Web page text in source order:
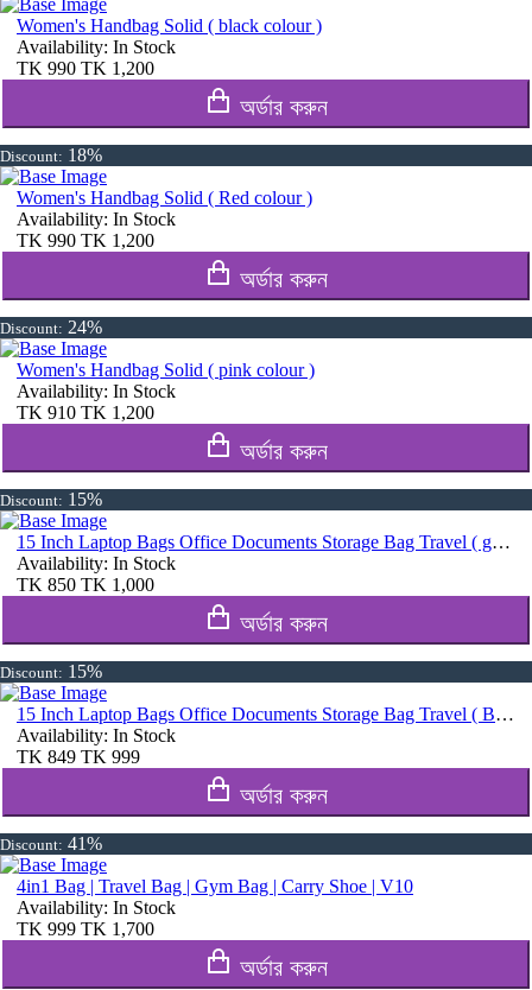
Women's Handbag Solid ( black colour )
Availability: In Stock
TK 990 TK 1,200
অর্ডার করুন
Discount: 18%
Women's Handbag Solid ( Red colour )
Availability: In Stock
TK 990 TK 1,200
অর্ডার করুন
Discount: 24%
Women's Handbag Solid ( pink colour )
Availability: In Stock
TK 910 TK 1,200
অর্ডার করুন
Discount: 15%
15 Inch Laptop Bags Office Documents Storage Bag Travel ( gray )
Availability: In Stock
TK 850 TK 1,000
অর্ডার করুন
Discount: 15%
15 Inch Laptop Bags Office Documents Storage Bag Travel ( Blue )
Availability: In Stock
TK 849 TK 999
অর্ডার করুন
Discount: 41%
4in1 Bag | Travel Bag | Gym Bag | Carry Shoe | V10
Availability: In Stock
TK 999 TK 1,700
অর্ডার করুন